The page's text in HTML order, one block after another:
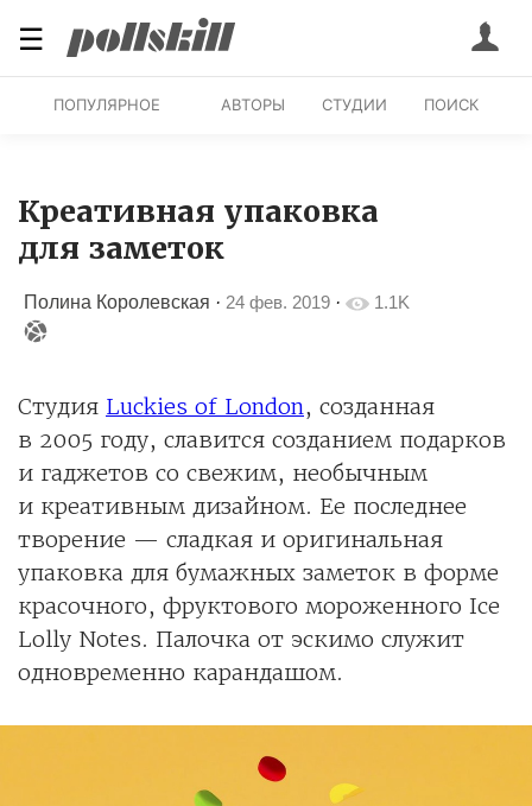
☰
ПОПУЛЯРНОЕ АВТОРЫ СТУДИИ ПОИСК
Креативная упаковка
для заметок
Полина Королевская · 24 фев. 2019 · 1.1K
Студия Luckies of London, созданная
в 2005 году, славится созданием подарков
и гаджетов со свежим, необычным
и креативным дизайном. Ее последнее
творение — сладкая и оригинальная
упаковка для бумажных заметок в форме
красочного, фруктового мороженного Ice
Lolly Notes. Палочка от эскимо служит
одновременно карандашом.